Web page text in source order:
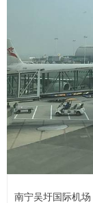
南宁吴圩国际机场